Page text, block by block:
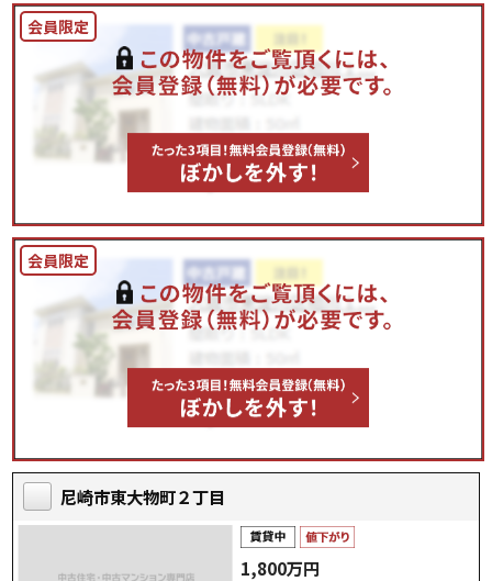
尼崎市東大物町２丁目
1,800万円